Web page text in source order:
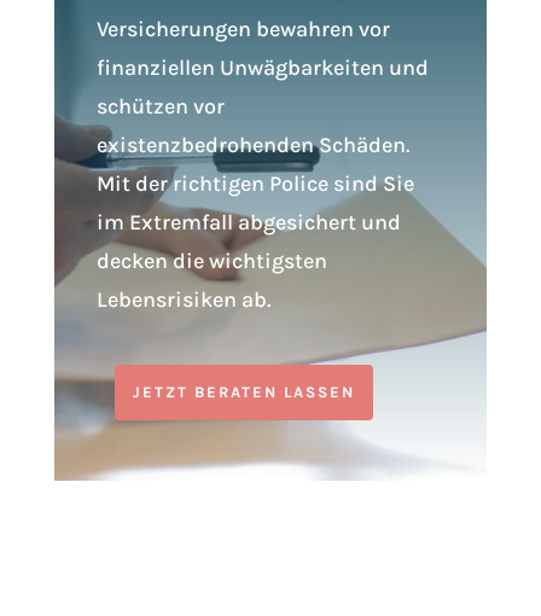
Versicherungen bewahren vor
finanziellen Unwägbarkeiten und
schützen vor
existenzbedrohenden Schäden.
Mit der richtigen Police sind Sie
im Extremfall abgesichert und
decken die wichtigsten
Lebensrisiken ab.
JETZT BERATEN LASSEN